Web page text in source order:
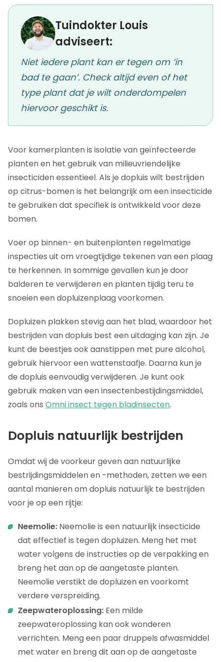
Tuindokter Louis
adviseert:
Niet iedere plant kan er tegen om ‘in
bad te gaan’. Check altijd even of het
type plant dat je wilt onderdompelen
hiervoor geschikt is.
Voor kamerplanten is isolatie van geïnfecteerde
planten en het gebruik van milieuvriendelijke
insecticiden essentieel. Als je dopluis wilt bestrijden
op citrus-bomen is het belangrijk om een insecticide
te gebruiken dat specifiek is ontwikkeld voor deze
bomen.
Voer op binnen- en buitenplanten regelmatige
inspecties uit om vroegtijdige tekenen van een plaag
te herkennen. In sommige gevallen kun je door
balderen te verwijderen en planten tijdig teru te
snoeien een dopluizenplaag voorkomen.
Dopluizen plakken stevig aan het blad, waardoor het
bestrijden van dopluis best een uitdaging kan zijn. Je
kunt de beestjes ook aanstippen met pure alcohol,
gebruik hiervoor een wattenstaafje. Daarna kun je
de dopluis eenvoudig verwijderen. Je kunt ook
gebruik maken van een insectenbestijdingsmiddel,
zoals ons Omni insect tegen bladinsecten.
Dopluis natuurlijk bestrijden
Omdat wij de voorkeur geven aan natuurlijke
bestrijdingsmiddelen en -methoden, zetten we een
aantal manieren om dopluis natuurlijk te bestrijden
voor je op een rijtje:
Neemolie: Neemolie is een natuurlijk insecticide
dat effectief is tegen dopluizen. Meng het met
water volgens de instructies op de verpakking en
breng het aan op de aangetaste planten.
Neemolie verstikt de dopluizen en voorkomt
verdere verspreiding.
Zeepwateroplossing: Een milde
zeepwateroplossing kan ook wonderen
verrichten. Meng een paar druppels afwasmiddel
met water en breng dit aan op de aangetaste